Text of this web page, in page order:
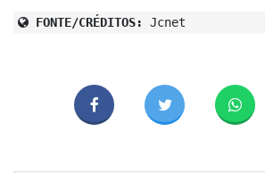
FONTE/CRÉDITOS: Jcnet